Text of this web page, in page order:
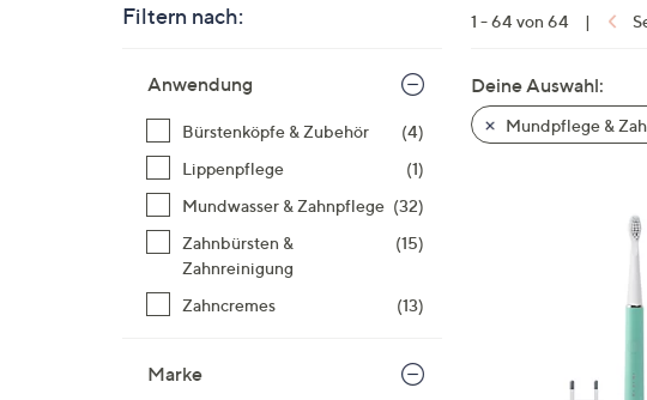
Geräten
nach
Filtern nach:
Produktliste
Anwendung
Bürstenköpfe & Zubehör
(4)
Lippenpflege
(1)
Mundwasser & Zahnpflege (32)
Zahnbürsten &
Zahnreinigung
(15)
Zahncremes (13)
Marke
1 - 64 von 64 |
Deine Auswahl:
Mundpflege &